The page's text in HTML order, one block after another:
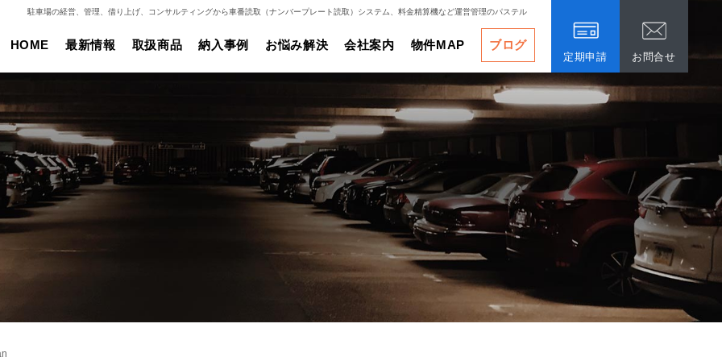
駐車場の経営、管理、借り上げ、コンサルティングから車番読取（ナンバープレート読取）システム、料金精算機など運営管理のパステル
HOME 最新情報 取扱商品 納入事例 お悩み解決 会社案内 物件MAP ブログ
定期申請 お問合せ